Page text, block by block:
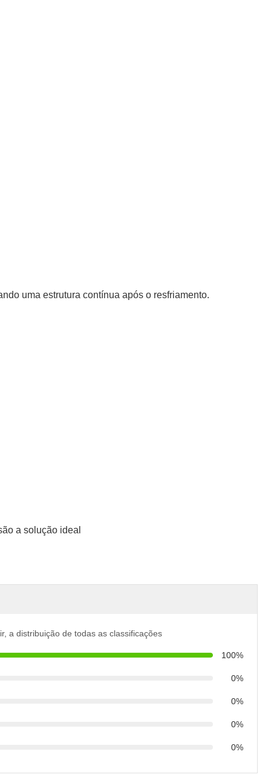
uma estrutura contínua após o resfriamento.
a solução ideal
a distribuição de todas as classificações
100%
0%
0%
0%
0%